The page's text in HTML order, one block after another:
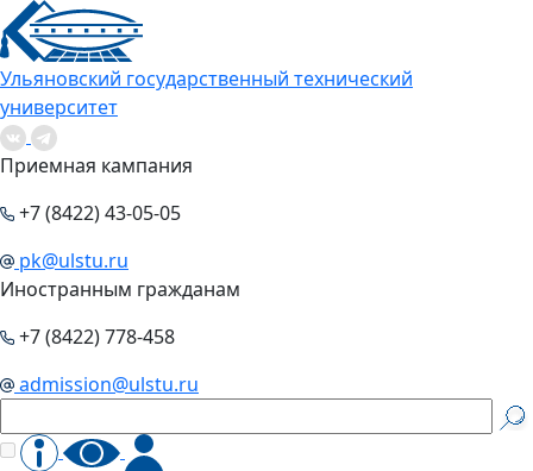
Ульяновский государственный технический
университет
Приемная кампания
+7 (8422) 43-05-05
pk@ulstu.ru
Иностранным гражданам
+7 (8422) 778-458
admission@ulstu.ru